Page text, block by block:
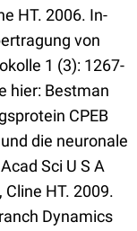
HT. 2006. In-
von
1 (3): 1267-
hier: Bestman
CPEB
die neuronale
Sci U S A
HT. 2009.
Dynamics